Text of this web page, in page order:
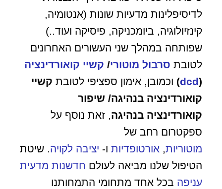
לדיסיפלינות מדעיות שונות (אנטומיה,
קינזיולוגיה, ביומכניקה, פיסיקה ועוד..)
שפותחה במהלך שני העשורים האחרונים
לטובת סרבול מוטורי/ קשיי קואורדינציה
(
dcd
) וכמובן, אימון ספציפי לטובת קשיי
קואורדינציה בנהיגה/ שיפור
קואורדינציה בנהיגה, זאת נוסף על
ספקטרום רחב של
מוטוריות, אורטופדיות ו- יציבה לקויה. שיטת
הטיפול שלנו מביאה לעולם חדשנות מדעית
עניפה בכל אחד מתחומי התמחותנו